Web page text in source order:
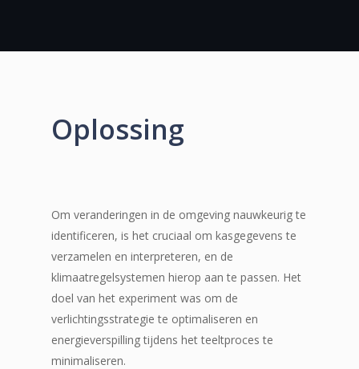
Oplossing
Om veranderingen in de omgeving nauwkeurig te
identificeren, is het cruciaal om kasgegevens te
verzamelen en interpreteren, en de
klimaatregelsystemen hierop aan te passen. Het
doel van het experiment was om de
verlichtingsstrategie te optimaliseren en
energieverspilling tijdens het teeltproces te
minimaliseren.